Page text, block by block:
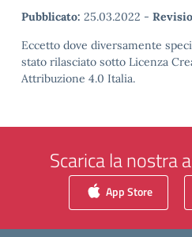
Pubblicato: 25.03.2022 -
Eccetto dove diversamente
stato rilasciato sotto Licenza
Attribuzione 4.0 Italia.
Scarica la nostra
App Store